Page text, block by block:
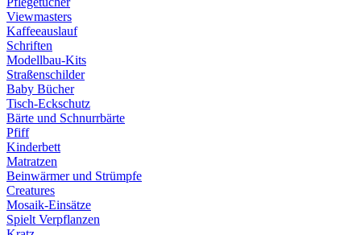
Viewmasters
Kaffeeauslauf
Schriften
Modellbau-Kits
Straßenschilder
Baby Bücher
Tisch-Eckschutz
Bärte und Schnurrbärte
Pfiff
Kinderbett
Matratzen
Beinwärmer und Strümpfe
Creatures
Mosaik-Einsätze
Spielt Verpflanzen